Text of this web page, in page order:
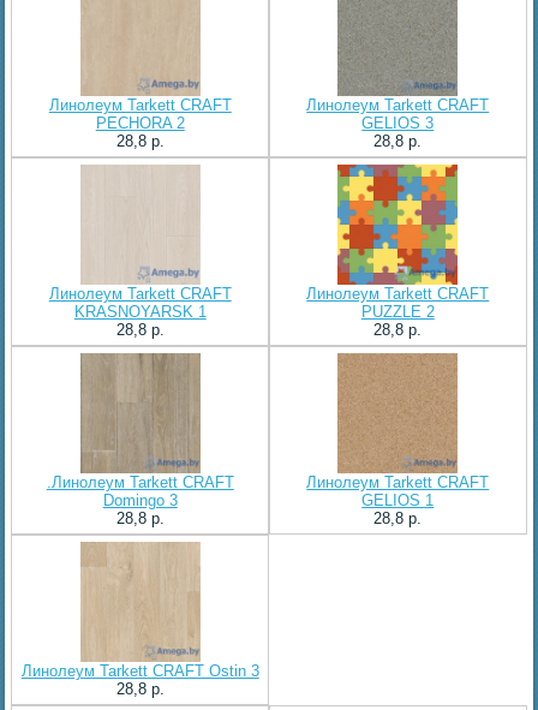
Линолеум Tarkett CRAFT
PECHORA 2
28,8 p.
Линолеум Tarkett CRAFT
GELIOS 3
28,8 p.
Линолеум Tarkett CRAFT
KRASNOYARSK 1
28,8 p.
Линолеум Tarkett CRAFT
PUZZLE 2
28,8 p.
.Линолеум Tarkett CRAFT
Domingo 3
28,8 p.
Линолеум Tarkett CRAFT
GELIOS 1
28,8 p.
Линолеум Tarkett CRAFT Ostin 3
28,8 p.